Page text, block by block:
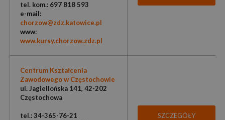
tel. kom.: 697 818 593
e-mail:
chorzow@zdz.katowice.pl
www:
www.kursy.chorzow.zdz.pl
Centrum Kształcenia
Zawodowego w Częstochowie
ul. Jagiellońska 141, 42-202
Częstochowa
tel.: 34-365-76-21
SZCZEGÓŁY